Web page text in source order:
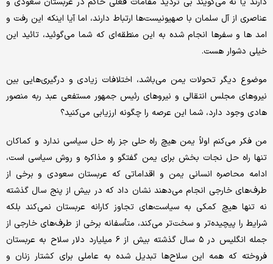
عناصری از آل سلمان با صهیونیست‌ها ارتباط دارند، اما آیا اینکه این رفت و
امد ها و سفرها انجام شده به این منطقه‌ای که شما می‌گوئید، تائید این
خیلی دشوار هست.
موضوع دیگر تحولات یمن می‌باشد، اختلافات زیادی و درگیری‌هایی بین
نیروهای مجلس انتقالی و نیروهای رئیس جمهور مستفعی عبد ربه منصور
هادی وجود دارد، شما این عرصه را چگونه ارزیابی می‌کنید؟
من فکر می‌کنم اولاً یمن هیچ راه حلی جز راه حل سیاسی ندارد و کماکان
تنها راه حل نجات بخش برای یمن گفتگو و مذاکره و روش سیاسی است،
ادامه محاصره انسانی یمن و اقداماتی که عربستان سعودی و برخی از
طرف‌های خارجی انجام می‌دهند نشان داد که در بیش از پنج سال گذشته
نه تنها هیچ کمکی به سیاست‌های تجاوز کارانه عربستان نمی‌کند بلکه
شرایط را پیچیده‌تر و سخت‌تر می‌کند، متأسفانه برخی از طرف‌های خارجی از
جمله انگلیس در ۵ سال گذشته بیش از ۶ میلیارد دلار سلاح به عربستان
فروخته که همه این سلاح‌ها تبدیل شده به عاملی برای کشتار زنان و